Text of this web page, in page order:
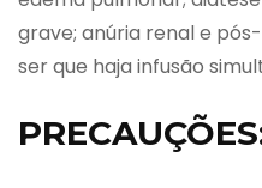
grave; anúria renal e
ser que haja infusão